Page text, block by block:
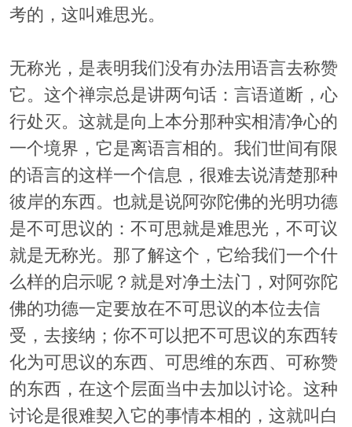
考的，这叫难思光。
无称光，是表明我们没有办法用语言去称赞
它。这个禅宗总是讲两句话：言语道断，心
行处灭。这就是向上本分那种实相清净心的
一个境界，它是离语言相的。我们世间有限
的语言的这样一个信息，很难去说清楚那种
彼岸的东西。也就是说阿弥陀佛的光明功德
是不可思议的：不可思就是难思光，不可议
就是无称光。那了解这个，它给我们一个什
么样的启示呢？就是对净土法门，对阿弥陀
佛的功德一定要放在不可思议的本位去信
受，去接纳；你不可以把不可思议的东西转
化为可思议的东西、可思维的东西、可称赞
的东西，在这个层面当中去加以讨论。这种
讨论是很难契入它的事情本相的，这就叫白